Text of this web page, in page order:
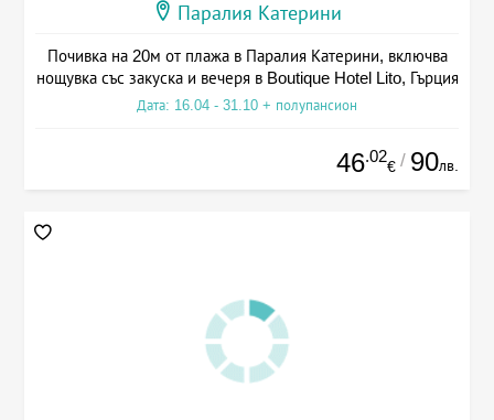
Паралия Катерини
Почивка на 20м от плажа в Паралия Катерини, включва
нощувка със закуска и вечеря в Boutique Hotel Lito, Гърция
Дата: 16.04 - 31.10 + полупансион
46.02
€ / 90лв.